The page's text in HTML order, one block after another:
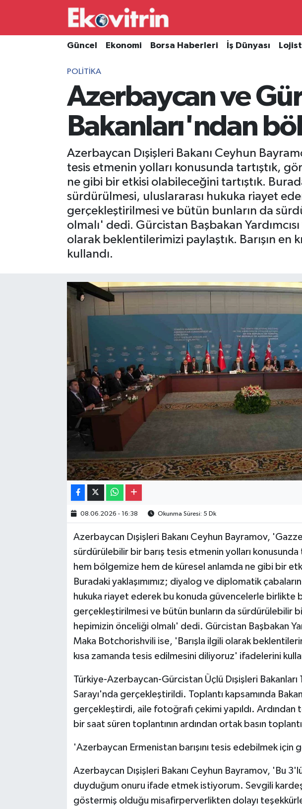
Güncel Ekonomi Borsa Haberleri İş Dünyası
POLITIKA
Azerbaycan ve
Bakanları'ndan
Azerbaycan Dışişleri Bakanı Ceyhun
tesis etmenin yolları konusunda tartıştık,
ne gibi bir etkisi olabileceğini tartıştık.
sürdürülmesi, uluslararası hukuka riayet
gerçekleştirilmesi ve bütün bunların da
olmalı' dedi. Gürcistan Başbakan
olarak beklentilerimizi paylaştık. Barışın
kullandı.
08.06.2026 - 16:38 Okunma Süresi: 5 Dk
Azerbaycan Dışişleri Bakanı Ceyhun Bayramov,
sürdürülebilir bir barış tesis etmenin yolları
hem bölgemize hem de küresel anlamda ne gibi bir
Buradaki yaklaşımımız; diyalog ve diplomatik
hukuka riayet ederek bu konuda güvencelerle birlikte
gerçekleştirilmesi ve bütün bunların da sürdürülebilir
hepimizin önceliği olmalı' dedi. Gürcistan Başbakan
Maka Botchorishvili ise, 'Barışla ilgili olarak
kısa zamanda tesis edilmesini diliyoruz' ifadelerini
Türkiye-Azerbaycan-Gürcistan Üçlü Dışişleri Bakanları
Sarayı'nda gerçekleştirildi. Toplantı kapsamında
gerçekleştirdi, aile fotoğrafı çekimi yapıldı. Ardından
bir saat süren toplantının ardından ortak basın
'Azerbaycan Ermenistan barışını tesis edebilmek için
Azerbaycan Dışişleri Bakanı Ceyhun Bayramov, 'Bu
duyduğum onuru ifade etmek istiyorum. Sevgili
göstermiş olduğu misafirperverlikten dolayı
Güncel
Borsa Haberleri
Gayrimenkul
Hava Durumu
Süper Lig Puan Durumu ve Fikstür
Tüm Manşetler
Son Dakika Haberleri
Haber Arşivi